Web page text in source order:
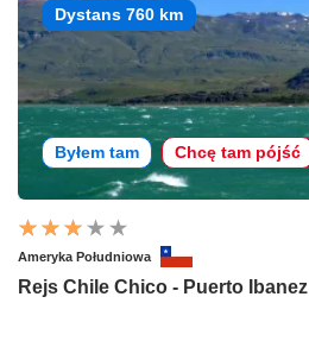
Dystans 760 km
Byłem tam Chcę tam pójść
Ameryka Południowa
Rejs Chile Chico - Puerto Ibanez